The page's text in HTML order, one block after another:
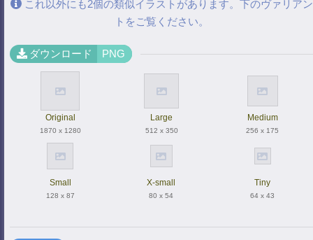
これ以外にも2個の類似イラストがあります。下のヴァリアン
トをご覧ください。
ダウンロード PNG
Original
1870 x 1280
Large
512 x 350
Medium
256 x 175
Small
128 x 87
X-small
80 x 54
Tiny
64 x 43